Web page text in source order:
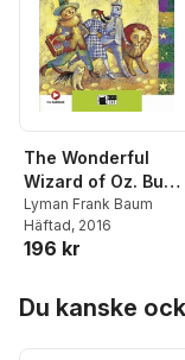
The Wonderful
Wizard of Oz. Buch
+ Hybrid-CD
Lyman Frank Baum
Häftad, 2016
196 kr
Du kanske